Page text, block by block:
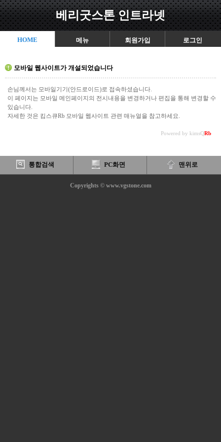
베리굿스톤 인트라넷
HOME 메뉴 회원가입 로그인
모바일 웹사이트가 개설되었습니다
손님께서는 모바일기기(안드로이드)로 접속하셨습니다.
이 페이지는 모바일 메인페이지의 전시내용을 변경하거나 편집을 통해 변경할 수
있습니다.
자세한 것은 킴스큐Rb 모바일 웹사이트 관련 매뉴얼을 참고하세요.
Powered by kimsQRb
통합검색 PC화면 맨위로
Copyrights © www.vgstone.com